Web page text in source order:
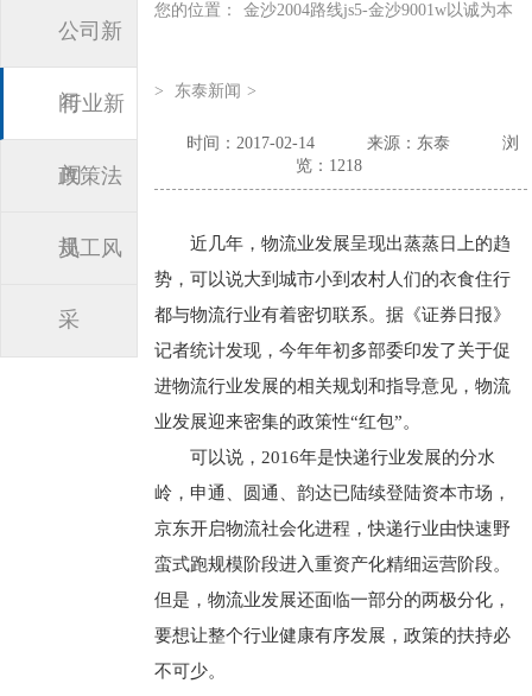
公司新
闻
行业新
闻
政策法
规
员工风
采
您的位置： 金沙2004路线js5-金沙9001w以诚为本
> 东泰新闻 >
时间：2017-02-14 来源：东泰
浏
览：1218
近几年，物流业发展呈现出蒸蒸日上的趋
势，可以说大到城市小到农村人们的衣食住行
都与物流行业有着密切联系。据《证券日报》
记者统计发现，今年年初多部委印发了关于促
进物流行业发展的相关规划和指导意见，物流
业发展迎来密集的政策性“红包”。
可以说，2016年是快递行业发展的分水
岭，申通、圆通、韵达已陆续登陆资本市场，
京东开启物流社会化进程，快递行业由快速野
蛮式跑规模阶段进入重资产化精细运营阶段。
但是，物流业发展还面临一部分的两极分化，
要想让整个行业健康有序发展，政策的扶持必
不可少。